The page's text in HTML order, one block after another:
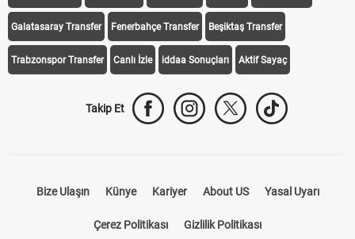
Galatasaray Transfer Fenerbahçe Transfer Beşiktaş Transfer
Trabzonspor Transfer Canlı İzle iddaa Sonuçları Aktif Sayaç
Takip Et
Bize Ulaşın Künye Kariyer About US Yasal Uyarı
Çerez Politikası Gizlilik Politikası